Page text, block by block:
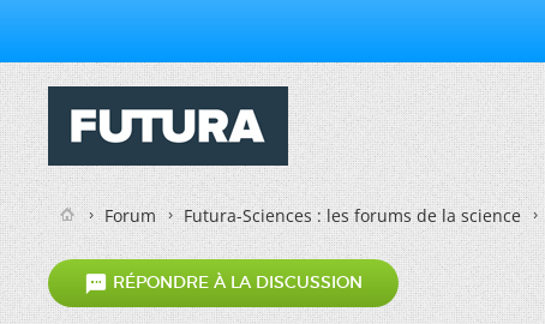
Forum Futura-Sciences : les forums de la science
 RÉPONDRE À LA DISCUSSION